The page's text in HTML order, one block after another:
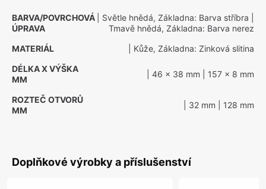
BARVA/POVRCHOVÁ
ÚPRAVA
| Světle hnědá, Základna: Barva stříbra
Tmavě hnědá, Základna: Barva nerez
MATERIÁL
| Kůže, Základna: Zinková slitina
DÉLKA X VÝŠKA
MM
| 46 x 38 mm | 157 x 8 mm
ROZTEČ OTVORŮ
MM
| 32 mm | 128 mm
Doplňkové výrobky a příslušenství